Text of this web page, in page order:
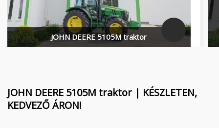
QUIVOGNE talajmunkagépek
LETÁK-LEKO talajmunkagépek
Egyéb kiegészítők
Karrier
Rólunk
Elérhetőség
JOHN DEERE 5105M traktor
JOHN DEERE 5105M traktor | KÉSZLETEN,
KEDVEZŐ ÁRON!